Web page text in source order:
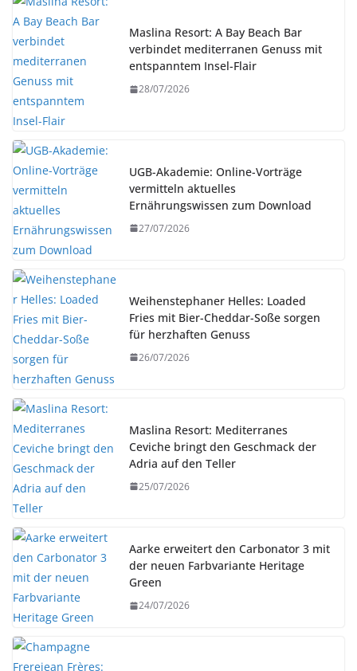
Maslina Resort: A Bay Beach Bar
verbindet mediterranen Genuss mit
entspanntem Insel-Flair
28/07/2026
UGB-Akademie: Online-Vorträge
vermitteln aktuelles
Ernährungswissen zum Download
27/07/2026
Weihenstephaner Helles: Loaded
Fries mit Bier-Cheddar-Soße sorgen
für herzhaften Genuss
26/07/2026
Maslina Resort: Mediterranes
Ceviche bringt den Geschmack der
Adria auf den Teller
25/07/2026
Aarke erweitert den Carbonator 3 mit
der neuen Farbvariante Heritage
Green
24/07/2026